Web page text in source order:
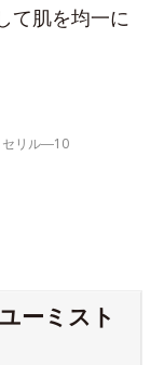
て肌を均一に
セリル―10
ーミスト